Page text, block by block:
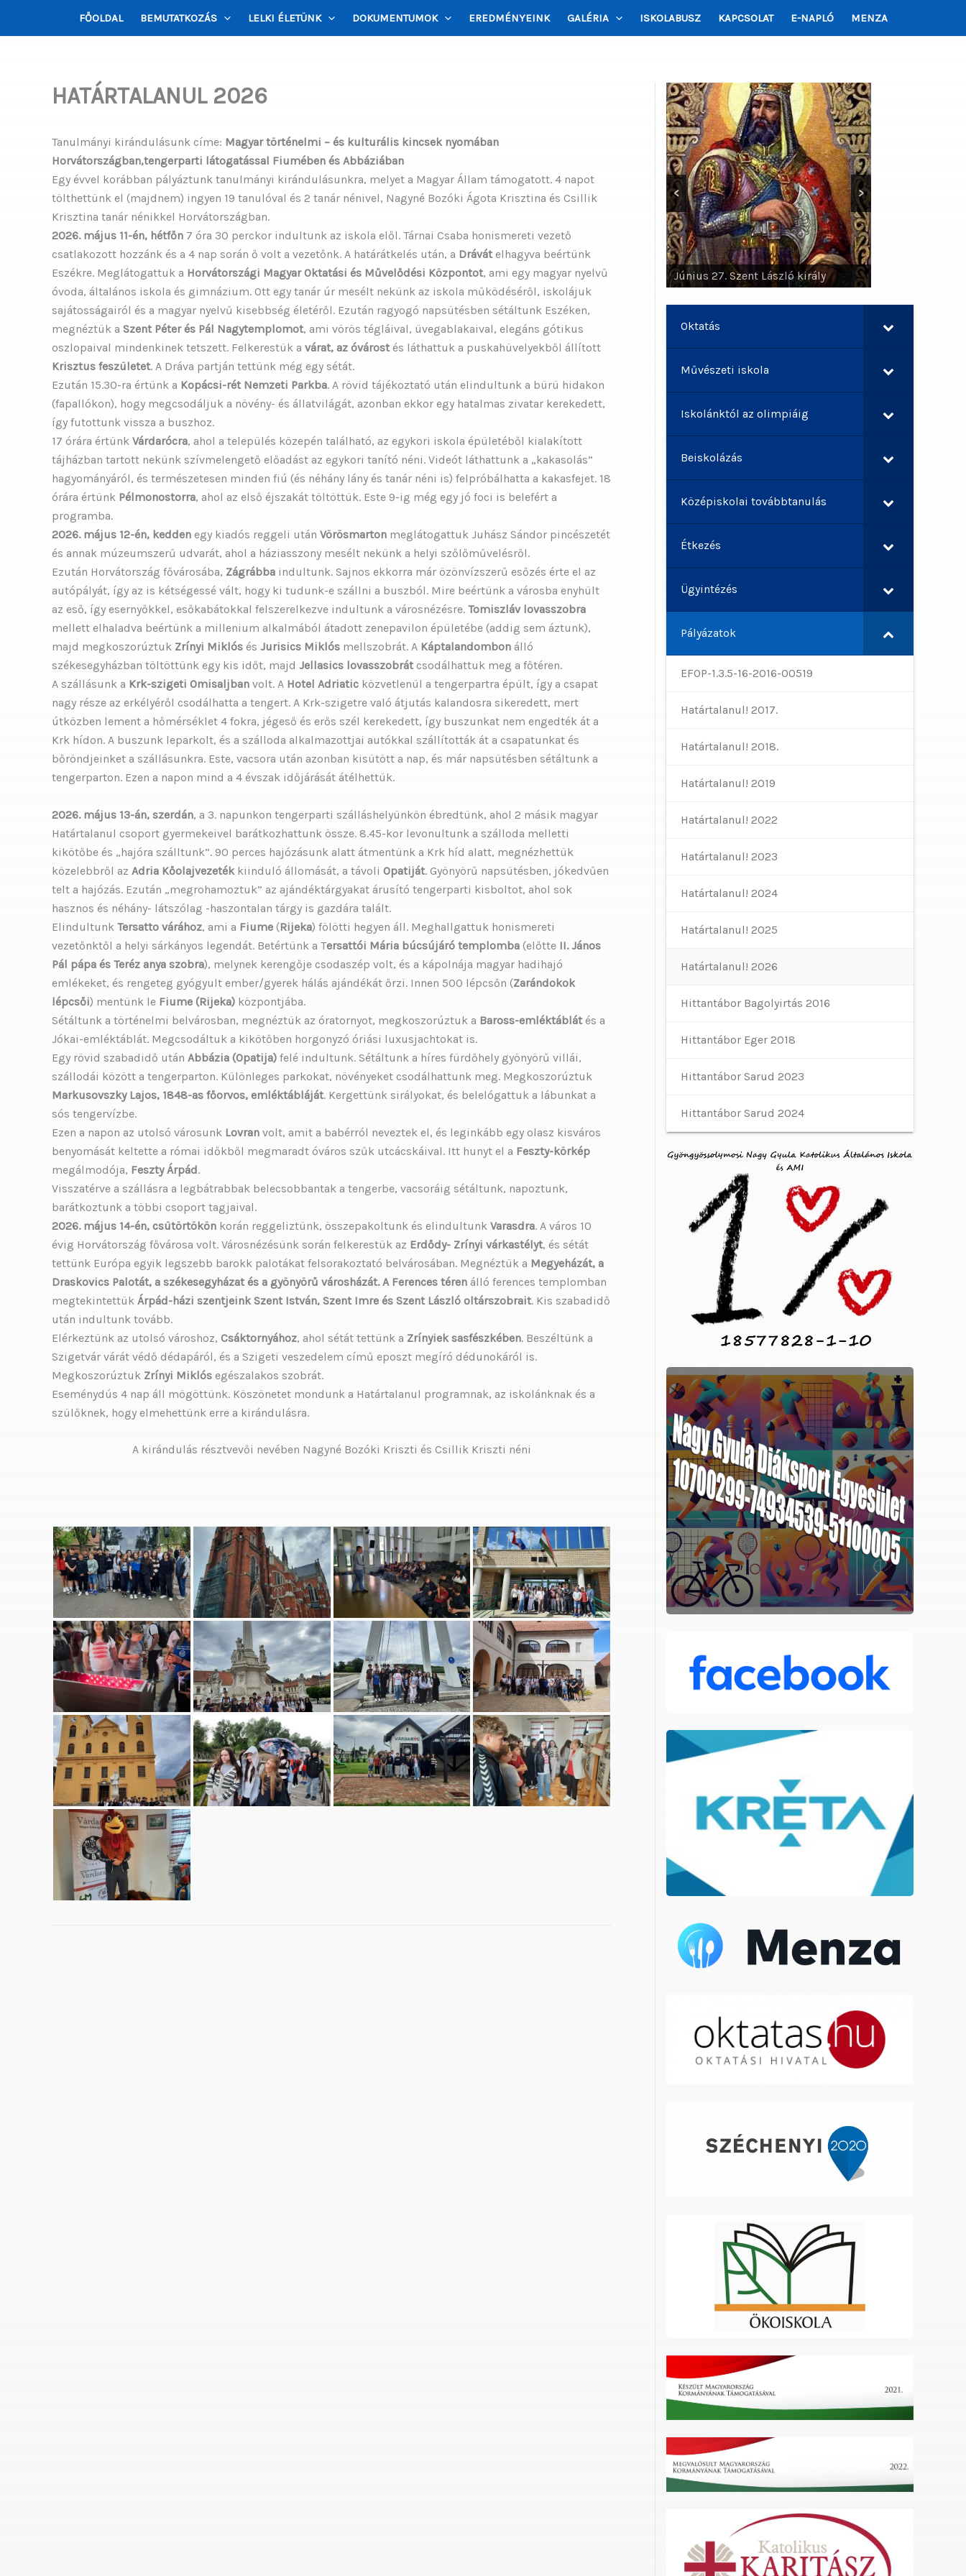
FŐOLDAL BEMUTATKOZÁS LELKI ÉLETÜNK DOKUMENTUMOK EREDMÉNYEINK GALÉRIA ISKOLABUSZ KAPCSOLAT E-NAPLÓ MENZA
HATÁRTALANUL 2026
Tanulmányi kirándulásunk címe: Magyar történelmi – és kulturális kincsek nyomában
Horvátországban,tengerparti látogatással Fiumében és Abbáziában
Egy évvel korábban pályáztunk tanulmányi kirándulásunkra, melyet a Magyar Állam támogatott. 4 napot
tölthettünk el (majdnem) ingyen 19 tanulóval és 2 tanár nénivel, Nagyné Bozóki Ágota Krisztina és Csillik
Krisztina tanár nénikkel Horvátországban.
2026. május 11-én, hétfőn 7 óra 30 perckor indultunk az iskola elől. Tárnai Csaba honismereti vezető
csatlakozott hozzánk és a 4 nap során ő volt a vezetőnk. A határátkelés után, a Drávát elhagyva beértünk
Eszékre. Meglátogattuk a Horvátországi Magyar Oktatási és Művelődési Központot, ami egy magyar nyelvű
óvoda, általános iskola és gimnázium. Ott egy tanár úr mesélt nekünk az iskola működéséről, iskolájuk
sajátosságairól és a magyar nyelvű kisebbség életéről. Ezután ragyogó napsütésben sétáltunk Eszéken,
megnéztük a Szent Péter és Pál Nagytemplomot, ami vörös tégláival, üvegablakaival, elegáns gótikus
oszlopaival mindenkinek tetszett. Felkerestük a várat, az óvárost és láthattuk a puskahüvelyekből állított
Krisztus feszületet. A Dráva partján tettünk még egy sétát.
Ezután 15.30-ra értünk a Kopácsi-rét Nemzeti Parkba. A rövid tájékoztató után elindultunk a bürü hidakon
(fapallókon), hogy megcsodáljuk a növény- és állatvilágát, azonban ekkor egy hatalmas zivatar kerekedett,
így futottunk vissza a buszhoz.
17 órára értünk Várdarócra, ahol a település közepén található, az egykori iskola épületéből kialakított
tájházban tartott nekünk szívmelengető előadást az egykori tanító néni. Videót láthattunk a „kakasolás”
hagyományáról, és természetesen minden fiú (és néhány lány és tanár néni is) felpróbálhatta a kakasfejet. 18
órára értünk Pélmonostorra, ahol az első éjszakát töltöttük. Este 9-ig még egy jó foci is belefért a
programba.
2026. május 12-én, kedden egy kiadós reggeli után Vörösmarton meglátogattuk Juhász Sándor pincészetét
és annak múzeumszerű udvarát, ahol a háziasszony mesélt nekünk a helyi szőlőművelésről.
Ezután Horvátország fővárosába, Zágrábba indultunk. Sajnos ekkorra már özönvízszerű esőzés érte el az
autópályát, így az is kétségessé vált, hogy ki tudunk-e szállni a buszból. Mire beértünk a városba enyhült
az eső, így esernyőkkel, esőkabátokkal felszerelkezve indultunk a városnézésre. Tomiszláv lovasszobra
mellett elhaladva beértünk a millenium alkalmából átadott zenepavilon épületébe (addig sem áztunk),
majd megkoszorúztuk Zrínyi Miklós és Jurisics Miklós mellszobrát. A Káptalandombon álló
székesegyházban töltöttünk egy kis időt, majd Jellasics lovasszobrát csodálhattuk meg a főtéren.
A szállásunk a Krk-szigeti Omisaljban volt. A Hotel Adriatic közvetlenül a tengerpartra épült, így a csapat
nagy része az erkélyéről csodálhatta a tengert. A Krk-szigetre való átjutás kalandosra sikeredett, mert
útközben lement a hőmérséklet 4 fokra, jégeső és erős szél kerekedett, így buszunkat nem engedték át a
Krk hídon. A buszunk leparkolt, és a szálloda alkalmazottjai autókkal szállították át a csapatunkat és
bőröndjeinket a szállásunkra. Este, vacsora után azonban kisütött a nap, és már napsütésben sétáltunk a
tengerparton. Ezen a napon mind a 4 évszak időjárását átélhettük.
2026. május 13-án, szerdán, a 3. napunkon tengerparti szálláshelyünkön ébredtünk, ahol 2 másik magyar
Határtalanul csoport gyermekeivel barátkozhattunk össze. 8.45-kor levonultunk a szálloda melletti
kikötőbe és „hajóra szálltunk”. 90 perces hajózásunk alatt átmentünk a Krk híd alatt, megnézhettük
közelebbről az Adria Kőolajvezetékkiinduló állomását, a távoli Opatiját. Gyönyörű napsütésben, jókedvűen
telt a hajózás. Ezután „megrohamoztuk” az ajándéktárgyakat árusító tengerparti kisboltot, ahol sok
hasznos és néhány- látszólag -haszontalan tárgy is gazdára talált.
Elindultunk Tersatto várához, ami a Fiume (Rijeka) fölötti hegyen áll. Meghallgattuk honismereti
vezetőnktől a helyi sárkányos legendát. Betértünk a Tersattói Mária búcsújáró templomba (előtte II. János
Pál pápa és Teréz anya szobra), melynek kerengője csodaszép volt, és a kápolnája magyar hadihajó
emlékeket, és rengeteg gyógyult ember/gyerek hálás ajándékát őrzi. Innen 500 lépcsőn (Zarándokok
lépcsői) mentünk le Fiume (Rijeka) központjába.
Sétáltunk a történelmi belvárosban, megnéztük az óratornyot, megkoszorúztuk a Baross-emléktáblát és a
Jókai-emléktáblát. Megcsodáltuk a kikötőben horgonyzó óriási luxusjachtokat is.
Egy rövid szabadidő után Abbázia (Opatija) felé indultunk. Sétáltunk a híres fürdőhely gyönyörű villái,
szállodái között a tengerparton. Különleges parkokat, növényeket csodálhattunk meg. Megkoszorúztuk
Markusovszky Lajos, 1848-as főorvos, emléktábláját. Kergettünk sirályokat, és belelógattuk a lábunkat a
sós tengervízbe.
Ezen a napon az utolsó városunk Lovran volt, amit a babérról neveztek el, és leginkább egy olasz kisváros
benyomását keltette a római időkből megmaradt óváros szűk utcácskáival. Itt hunyt el a Feszty-körkép
megálmodója, Feszty Árpád.
Visszatérve a szállásra a legbátrabbak belecsobbantak a tengerbe, vacsoráig sétáltunk, napoztunk,
barátkoztunk a többi csoport tagjaival.
2026. május 14-én, csütörtökön korán reggeliztünk, összepakoltunk és elindultunk Varasdra. A város 10
évig Horvátország fővárosa volt. Városnézésünk során felkerestük az Erdődy- Zrínyi várkastélyt, és sétát
tettünk Európa egyik legszebb barokk palotákat felsorakoztató belvárosában. Megnéztük a Megyeházát, a
Draskovics Palotát, a székesegyházat és a gyönyörű városházát. A Ferences téren álló ferences templomban
megtekintettük Árpád-házi szentjeink Szent István, Szent Imre és Szent László oltárszobrait. Kis szabadidő
után indultunk tovább.
Elérkeztünk az utolsó városhoz, Csáktornyához, ahol sétát tettünk a Zrínyiek sasfészkében. Beszéltünk a
Szigetvár várát védő dédapáról, és a Szigeti veszedelem című eposzt megíró dédunokáról is.
Megkoszorúztuk Zrínyi Miklós egészalakos szobrát.
Eseménydús 4 nap áll mögöttünk. Köszönetet mondunk a Határtalanul programnak, az iskolánknak és a
szülőknek, hogy elmehettünk erre a kirándulásra.
A kirándulás résztvevői nevében Nagyné Bozóki Kriszti és Csillik Kriszti néni
Június 27. Szent László király
< >
Oktatás
Művészeti iskola
Iskolánktól az olimpiáig
Beiskolázás
Középiskolai továbbtanulás
Étkezés
Ügyintézés
Pályázatok
EFOP-1.3.5-16-2016-00519
Határtalanul! 2017.
Határtalanul! 2018.
Határtalanul! 2019
Határtalanul! 2022
Határtalanul! 2023
Határtalanul! 2024
Határtalanul! 2025
Határtalanul! 2026
Hittantábor Bagolyirtás 2016
Hittantábor Eger 2018
Hittantábor Sarud 2023
Hittantábor Sarud 2024